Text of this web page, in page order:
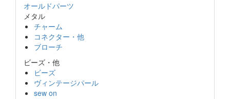
オールドパーツ
メタル
チャーム
コネクター・他
ブローチ
ビーズ・他
ビーズ
ヴィンテージパール
sew on